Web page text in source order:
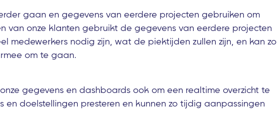
gaan en gegevens van eerdere projecten gebruiken om
van onze klanten gebruikt de gegevens van eerdere projecten
medewerkers nodig zijn, wat de piektijden zullen zijn, en kan zo
om te gaan.
gegevens en dashboards ook om een realtime overzicht te
en doelstellingen presteren en kunnen zo tijdig aanpassingen